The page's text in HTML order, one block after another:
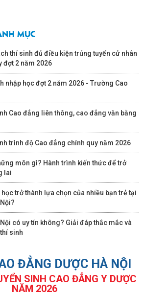
MỤC
thí sinh đủ điều kiện trúng tuyển cử nhân
đợt 2 năm 2026
nhập học đợt 2 năm 2026 - Trường Cao
Cao đẳng liên thông, cao đẳng văn bằng
trình độ Cao đẳng chính quy năm 2026
môn gì? Hành trình kiến thức để trở
lai
trở thành lựa chọn của nhiều bạn trẻ tại
có uy tín không? Giải đáp thắc mắc và
sinh
ĐẲNG DƯỢC HÀ NỘI
SINH CAO ĐẲNG Y DƯỢC
NĂM 2026